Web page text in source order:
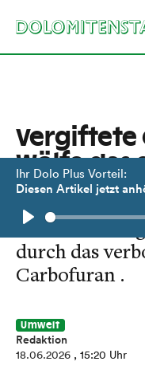
Ihr Dolo Plus Vorteil:
Diesen Artikel jetzt
Play
Vergiftete
Wölfe das
Drei der
Fleisch im
durch das
Carbofuran .
Umwelt
Redaktion
18.06.2026 , 15:20 Uhr